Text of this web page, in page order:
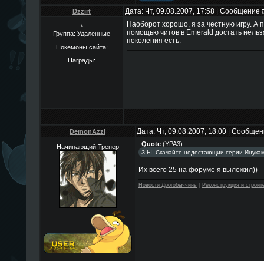
Dzzirt Дата: Чт, 09.08.2007, 17:58 | Сообщение
*
Группа: Удаленные
Покемоны сайта:
Награды:
Наоборот хорошо, я за честную игру. А
помощью читов в Emerald достать
поколения есть.
DemonAzzi Дата: Чт, 09.08.2007, 18:00 |
Начинающий Тренер Quote(YPA3)
З.Ы. Скачайте недостающии серии
Их всего 25 на форуме я выложил))
Новости Дрогобыччины| Реконструкция и